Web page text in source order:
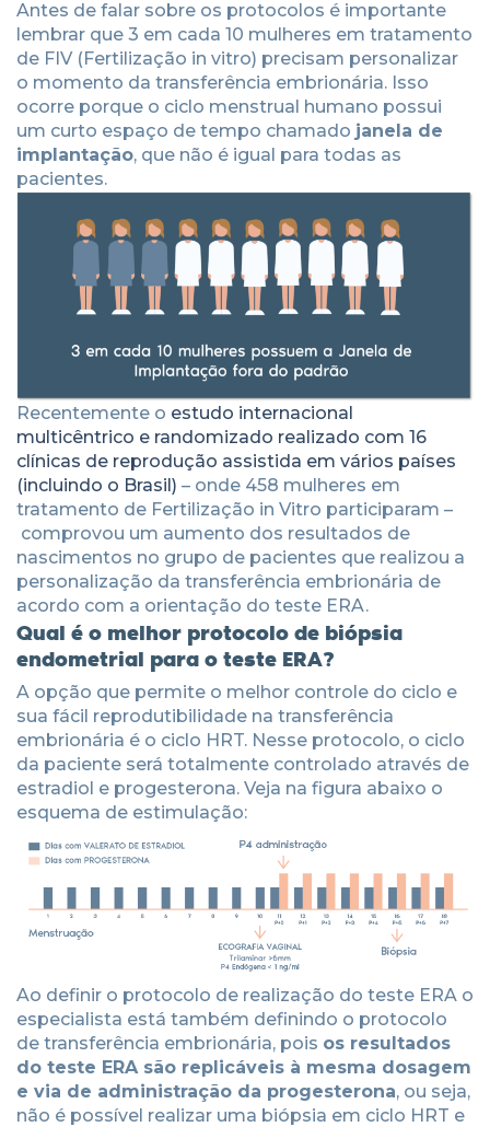
Antes de falar sobre os protocolos é importante
lembrar que 3 em cada 10 mulheres em tratamento
de FIV (Fertilização in vitro) precisam personalizar
o momento da transferência embrionária. Isso
ocorre porque o ciclo menstrual humano possui
um curto espaço de tempo chamado janela de
implantação, que não é igual para todas as
pacientes.
Recentemente o estudo internacional
multicêntrico e randomizado realizado com 16
clínicas de reprodução assistida em vários países
(incluindo o Brasil) – onde 458 mulheres em
tratamento de Fertilização in Vitro participaram –
comprovou um aumento dos resultados de
nascimentos no grupo de pacientes que realizou a
personalização da transferência embrionária de
acordo com a orientação do teste ERA.
Qual é o melhor protocolo de biópsia
endometrial para o teste ERA?
A opção que permite o melhor controle do ciclo e
sua fácil reprodutibilidade na transferência
embrionária é o ciclo HRT. Nesse protocolo, o ciclo
da paciente será totalmente controlado através de
estradiol e progesterona. Veja na figura abaixo o
esquema de estimulação:
Ao definir o protocolo de realização do teste ERA o
especialista está também definindo o protocolo
de transferência embrionária, pois os resultados
do teste ERA são replicáveis à mesma dosagem
e via de administração da progesterona, ou seja,
não é possível realizar uma biópsia em ciclo HRT e